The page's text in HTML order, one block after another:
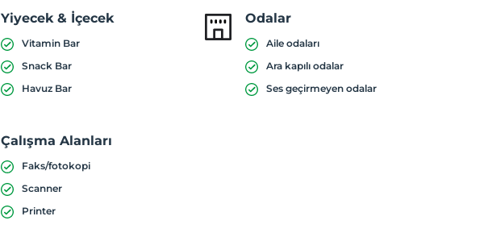
Yiyecek & İçecek
Vitamin Bar
Snack Bar
Havuz Bar
Odalar
Aile odaları
Ara kapılı odalar
Ses geçirmeyen odalar
Çalışma Alanları
Faks/fotokopi
Scanner
Printer